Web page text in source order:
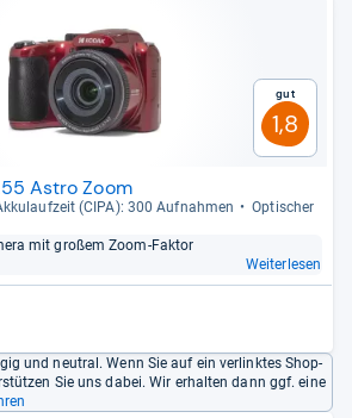
Gut
1,8
Astro Zoom
(CIPA): 300 Auf­nah­men
Opti­scher
mit großem Zoom-​Fak­tor
Weiterlesen
und neutral. Wenn Sie auf ein verlinktes Shop-
Sie uns dabei. Wir erhalten dann ggf. eine